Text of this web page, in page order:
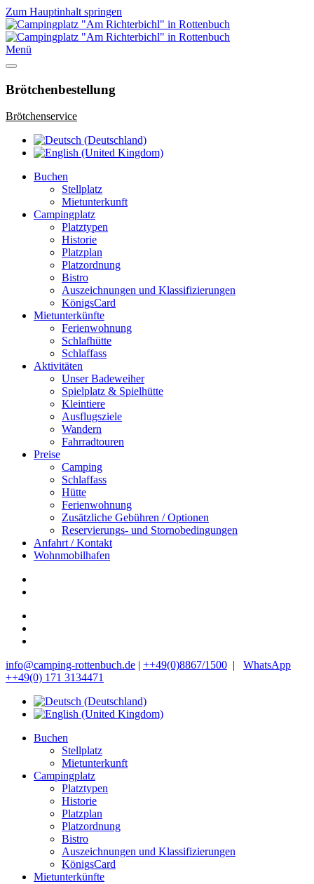
Zum Hauptinhalt springen
Menü
Brötchenbestellung
Brötchenservice
Buchen
Stellplatz
Mietunterkunft
Campingplatz
Platztypen
Historie
Platzplan
Platzordnung
Bistro
Auszeichnungen und Klassifizierungen
KönigsCard
Mietunterkünfte
Ferienwohnung
Schlafhütte
Schlaffass
Aktivitäten
Unser Badeweiher
Spielplatz & Spielhütte
Kleintiere
Ausflugsziele
Wandern
Fahrradtouren
Preise
Camping
Schlaffass
Hütte
Ferienwohnung
Zusätzliche Gebühren / Optionen
Reservierungs- und Stornobedingungen
Anfahrt / Kontakt
Wohnmobilhafen
info@camping-rottenbuch.de | ++49(0)8867/1500 | WhatsApp
++49(0) 171 3134471
Buchen
Stellplatz
Mietunterkunft
Campingplatz
Platztypen
Historie
Platzplan
Platzordnung
Bistro
Auszeichnungen und Klassifizierungen
KönigsCard
Mietunterkünfte